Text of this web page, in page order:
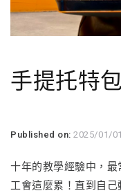
手提托特
Published on:2025/01/01
十年的教學經驗中，
工會這麼累！直到自己